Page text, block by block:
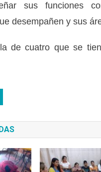
sus funciones
desempañen y sus
de cuatro que se